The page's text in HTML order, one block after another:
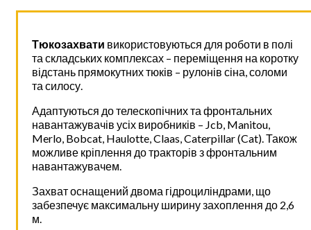
Тюкозахвати використовуються для роботи в полі
та складських комплексах – переміщення на коротку
відстань прямокутних тюків – рулонів сіна, соломи
та силосу.
Адаптуються до телескопічних та фронтальних
навантажувачів усіх виробників – Jcb, Manitou,
Merlo, Bobcat, Haulotte, Claas, Caterpillar (Cat). Також
можливе кріплення до тракторів з фронтальним
навантажувачем.
Захват оснащений двома гідроциліндрами, що
забезпечує максимальну ширину захоплення до 2,6
м.